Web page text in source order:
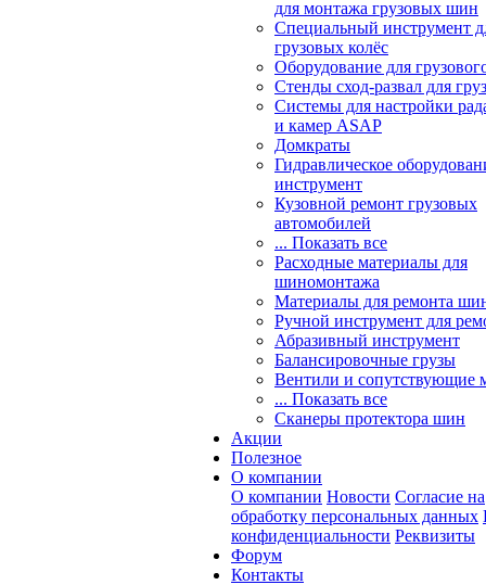
для монтажа грузовых шин
Специальный инструмент
грузовых колёс
Оборудование для
Стенды сход-развал для
Системы для настройки
и камер ASAP
Домкраты
Гидравлическое
инструмент
Кузовной ремонт грузовых
автомобилей
... Показать все
Расходные материалы для
шиномонтажа
Материалы для ремонта
Ручной инструмент для
Абразивный инструмент
Балансировочные грузы
Вентили и сопутствующие
... Показать все
Сканеры протектора шин
Акции
Полезное
О компании
О компании Новости Согласие на
обработку персональных данных
конфиденциальности Реквизиты
Форум
Контакты